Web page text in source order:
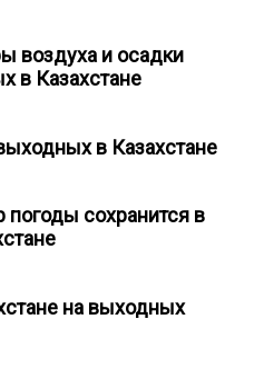
воздуха и осадки
в Казахстане
в Казахстане
погоды сохранится в
на выходных